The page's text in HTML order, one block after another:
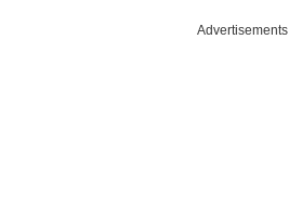
Advertisements